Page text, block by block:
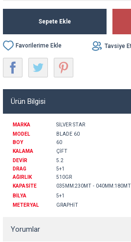
Sepete Ekle
Tavsiye
Ürün Bilgisi
MARKA
SİLVER STAR
MODEL
BLADE 60
BOY
60
KALAMA
ÇİFT
DEVİR
5.2
DRAG
5+1
AĞIRLIK
510GR
KAPASİTE
035MM:230MT - 040MM:180MT
BİLYA
5+1
METERYAL
GRAPHİT
Yorumlar